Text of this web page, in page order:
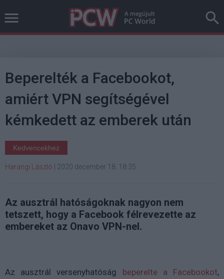
Beperelték a Facebookot,
amiért VPN segítségével
kémkedett az emberek után
Kedvencekhez
Harangi László 2020 december 18. 18:35
Az ausztrál hatóságoknak nagyon nem
tetszett, hogy a Facebook félrevezette az
embereket az Onavo VPN-nel.
Az ausztrál versenyhatóság beperelte a Facebookot,